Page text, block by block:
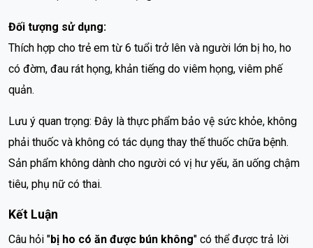
Đối tượng sử dụng:
Thích hợp cho trẻ em từ 6 tuổi trở lên và người lớn bị ho, ho
có đờm, đau rát họng, khản tiếng do viêm họng, viêm phế
quản.
Lưu ý quan trọng: Đây là thực phẩm bảo vệ sức khỏe, không
phải thuốc và không có tác dụng thay thế thuốc chữa bệnh.
Sản phẩm không dành cho người có vị hư yếu, ăn uống chậm
tiêu, phụ nữ có thai.
Kết Luận
Câu hỏi "bị ho có ăn được bún không" có thể được trả lời